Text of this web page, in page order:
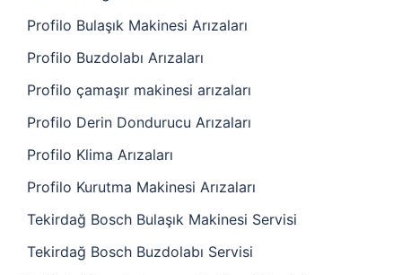
Profilo Bulaşık Makinesi Arızaları
Profilo Buzdolabı Arızaları
Profilo çamaşır makinesi arızaları
Profilo Derin Dondurucu Arızaları
Profilo Klima Arızaları
Profilo Kurutma Makinesi Arızaları
Tekirdağ Bosch Bulaşık Makinesi Servisi
Tekirdağ Bosch Buzdolabı Servisi